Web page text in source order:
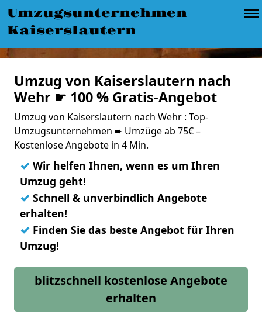
Umzugsunternehmen
Kaiserslautern
Umzug von Kaiserslautern nach
Wehr ☛ 100 % Gratis-Angebot
Umzug von Kaiserslautern nach Wehr : Top-
Umzugsunternehmen ➨ Umzüge ab 75€ –
Kostenlose Angebote in 4 Min.
✓ Wir helfen Ihnen, wenn es um Ihren
Umzug geht!
✓ Schnell & unverbindlich Angebote
erhalten!
✓ Finden Sie das beste Angebot für Ihren
Umzug!
blitzschnell kostenlose Angebote
erhalten